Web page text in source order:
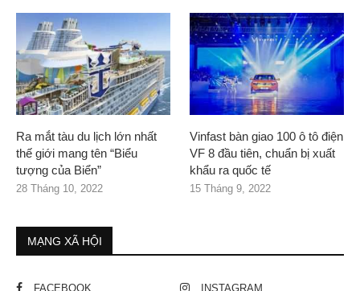
Ra mắt tàu du lịch lớn nhất
thế giới mang tên “Biểu
tượng của Biển”
28 Tháng 10, 2022
Vinfast bàn giao 100 ô tô điện
VF 8 đầu tiên, chuẩn bị xuất
khẩu ra quốc tế
15 Tháng 9, 2022
MẠNG XÃ HỘI
FACEBOOK INSTAGRAM